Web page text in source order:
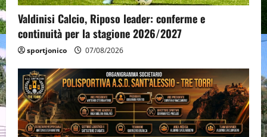
Valdinisi Calcio, Riposo leader: conferme e
continuità per la stagione 2026/2027
sportjonico 07/08/2026